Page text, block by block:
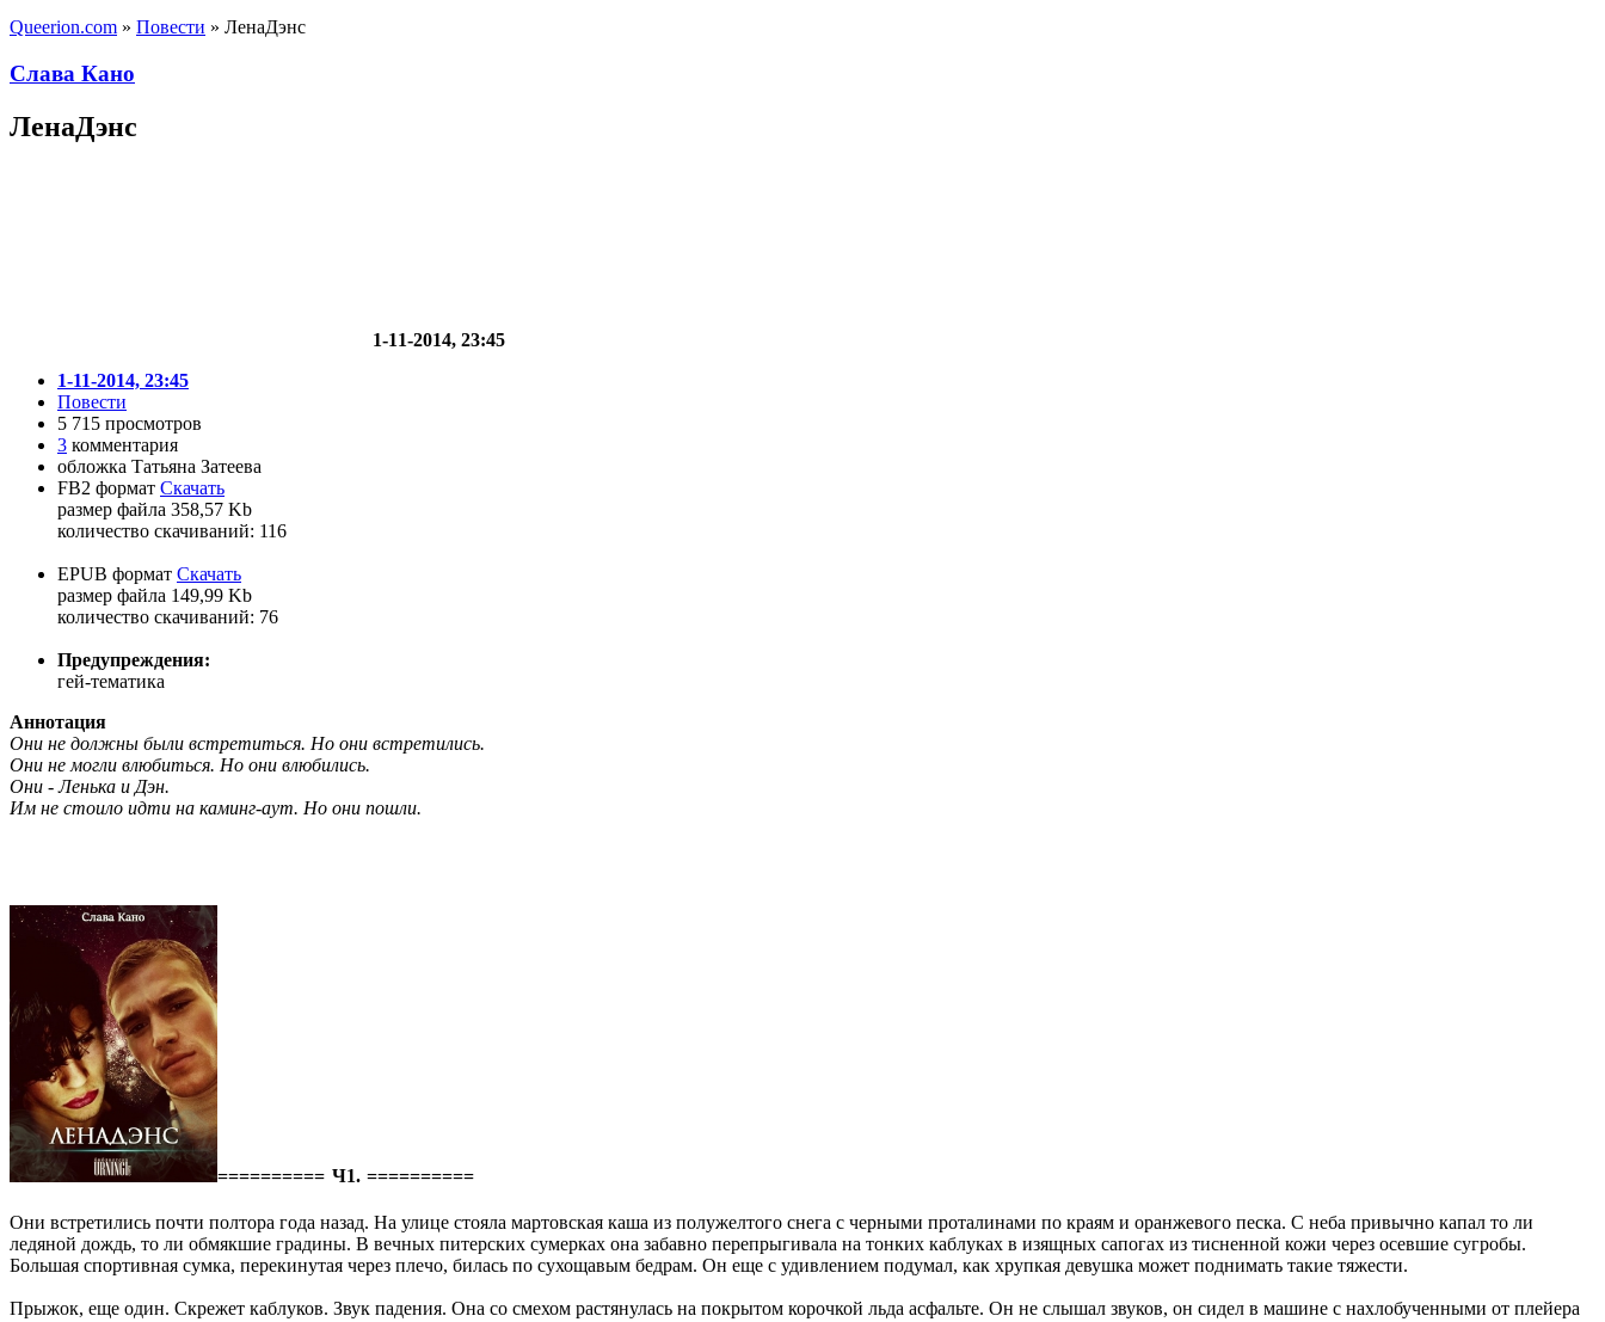
Queerion.com » Повести » ЛенаДэнс
Слава Кано
ЛенаДэнс
1-11-2014, 23:45
1-11-2014, 23:45
Повести
5 715 просмотров
3 комментария
обложка Татьяна Затеева
FB2 формат Скачать
размер файла 358,57 Kb
количество cкачиваний: 116
EPUB формат Скачать
размер файла 149,99 Kb
количество cкачиваний: 76
Предупреждения:
гей-тематика
Аннотация
Они не должны были встретиться. Но они встретились.
Они не могли влюбиться. Но они влюбились.
Они - Ленька и Дэн.
Им не стоило идти на каминг-аут. Но они пошли.
========== Ч1. ==========
Они встретились почти полтора года назад. На улице стояла мартовская каша из полужелтого снега с черными проталинами по краям и оранжевого песка. С неба привычно капал то ли
ледяной дождь, то ли обмякшие градины. В вечных питерских сумерках она забавно перепрыгивала на тонких каблуках в изящных сапогах из тисненной кожи через осевшие сугробы.
Большая спортивная сумка, перекинутая через плечо, билась по сухощавым бедрам. Он еще с удивлением подумал, как хрупкая девушка может поднимать такие тяжести.
Прыжок, еще один. Скрежет каблуков. Звук падения. Она со смехом растянулась на покрытом корочкой льда асфальте. Он не слышал звуков, он сидел в машине с нахлобученными от плейера